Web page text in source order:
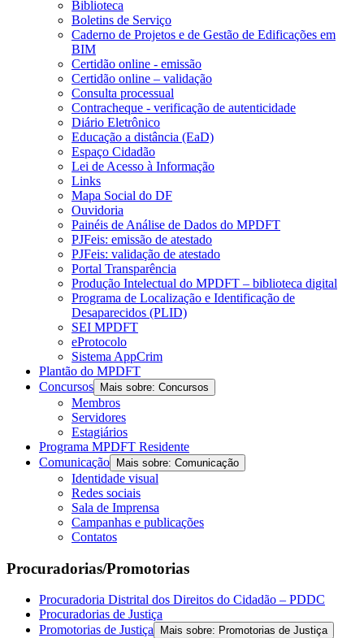
Biblioteca
Boletins de Serviço
Caderno de Projetos e de Gestão de Edificações em
BIM
Certidão online - emissão
Certidão online – validação
Consulta processual
Contracheque - verificação de autenticidade
Diário Eletrônico
Educação a distância (EaD)
Espaço Cidadão
Lei de Acesso à Informação
Links
Mapa Social do DF
Ouvidoria
Painéis de Análise de Dados do MPDFT
PJFeis: emissão de atestado
PJFeis: validação de atestado
Portal Transparência
Produção Intelectual do MPDFT – biblioteca digital
Programa de Localização e Identificação de
Desaparecidos (PLID)
SEI MPDFT
eProtocolo
Sistema AppCrim
Plantão do MPDFT
Concursos
Mais sobre: Concursos
Membros
Servidores
Estagiários
Programa MPDFT Residente
Comunicação
Mais sobre: Comunicação
Identidade visual
Redes sociais
Sala de Imprensa
Campanhas e publicações
Contatos
Procuradorias/Promotorias
Procuradoria Distrital dos Direitos do Cidadão – PDDC
Procuradorias de Justiça
Promotorias de Justiça
Mais sobre: Promotorias de Justiça